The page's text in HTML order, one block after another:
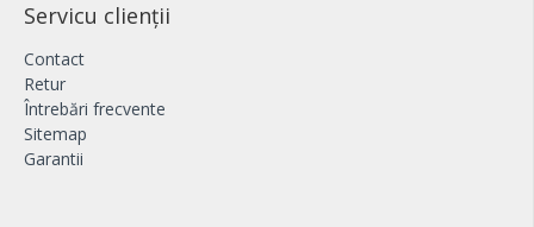
Servicu clienții
Contact
Retur
Întrebări frecvente
Sitemap
Garantii